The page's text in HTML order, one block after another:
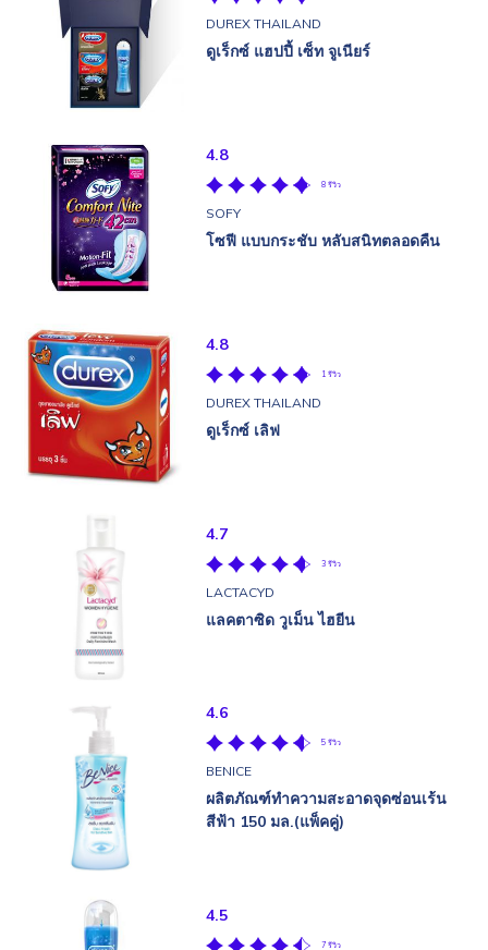
DUREX THAILAND
ดูเร็กซ์ แฮปปี้ เซ็ท จูเนียร์
4.8
8 รีวิว
SOFY
โซฟี แบบกระชับ หลับสนิทตลอดคืน
4.8
1 รีวิว
DUREX THAILAND
ดูเร็กซ์ เลิฟ
4.7
3 รีวิว
LACTACYD
แลคตาซิด วูเม็น ไฮยีน
4.6
5 รีวิว
BENICE
ผลิตภัณฑ์ทำความสะอาดจุดซ่อนเร้น
สีฟ้า 150 มล.(แพ็คคู่)
4.5
7 รีวิว